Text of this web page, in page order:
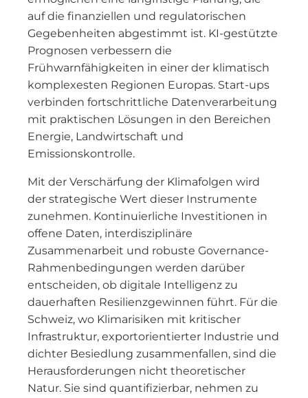
auf die finanziellen und regulatorischen
Gegebenheiten abgestimmt ist. KI-gestützte
Prognosen verbessern die
Frühwarnfähigkeiten in einer der klimatisch
komplexesten Regionen Europas. Start-ups
verbinden fortschrittliche Datenverarbeitung
mit praktischen Lösungen in den Bereichen
Energie, Landwirtschaft und
Emissionskontrolle.
Mit der Verschärfung der Klimafolgen wird
der strategische Wert dieser Instrumente
zunehmen. Kontinuierliche Investitionen in
offene Daten, interdisziplinäre
Zusammenarbeit und robuste Governance-
Rahmenbedingungen werden darüber
entscheiden, ob digitale Intelligenz zu
dauerhaften Resilienzgewinnen führt. Für die
Schweiz, wo Klimarisiken mit kritischer
Infrastruktur, exportorientierter Industrie und
dichter Besiedlung zusammenfallen, sind die
Herausforderungen nicht theoretischer
Natur. Sie sind quantifizierbar, nehmen zu